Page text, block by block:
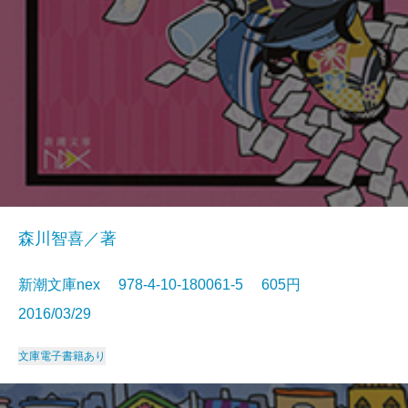
森川智喜／著
新潮文庫nex 978-4-10-180061-5 605円
2016/03/29
文庫電子書籍あり